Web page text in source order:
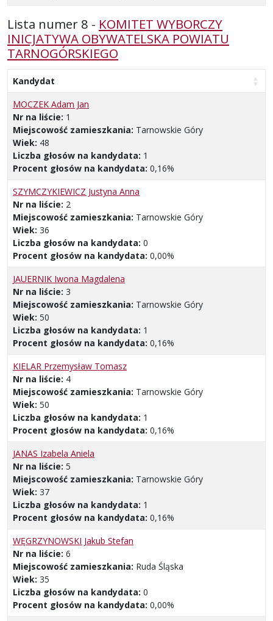
Lista numer 8 - KOMITET WYBORCZY
INICJATYWA OBYWATELSKA POWIATU
TARNOGÓRSKIEGO
Kandydat
MOCZEK Adam Jan
Nr na liście: 1
Miejscowość zamieszkania: Tarnowskie Góry
Wiek: 48
Liczba głosów na kandydata: 1
Procent głosów na kandydata: 0,16%
SZYMCZYKIEWICZ Justyna Anna
Nr na liście: 2
Miejscowość zamieszkania: Tarnowskie Góry
Wiek: 36
Liczba głosów na kandydata: 0
Procent głosów na kandydata: 0,00%
JAUERNIK Iwona Magdalena
Nr na liście: 3
Miejscowość zamieszkania: Tarnowskie Góry
Wiek: 50
Liczba głosów na kandydata: 1
Procent głosów na kandydata: 0,16%
KIELAR Przemysław Tomasz
Nr na liście: 4
Miejscowość zamieszkania: Tarnowskie Góry
Wiek: 50
Liczba głosów na kandydata: 1
Procent głosów na kandydata: 0,16%
JANAS Izabela Aniela
Nr na liście: 5
Miejscowość zamieszkania: Tarnowskie Góry
Wiek: 37
Liczba głosów na kandydata: 1
Procent głosów na kandydata: 0,16%
WĘGRZYNOWSKI Jakub Stefan
Nr na liście: 6
Miejscowość zamieszkania: Ruda Śląska
Wiek: 35
Liczba głosów na kandydata: 0
Procent głosów na kandydata: 0,00%